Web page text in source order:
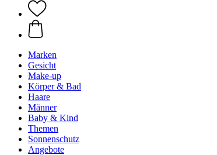
Marken
Gesicht
Make-up
Körper & Bad
Haare
Männer
Baby & Kind
Themen
Sonnenschutz
Angebote